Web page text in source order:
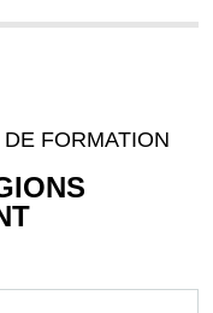
FORMATION